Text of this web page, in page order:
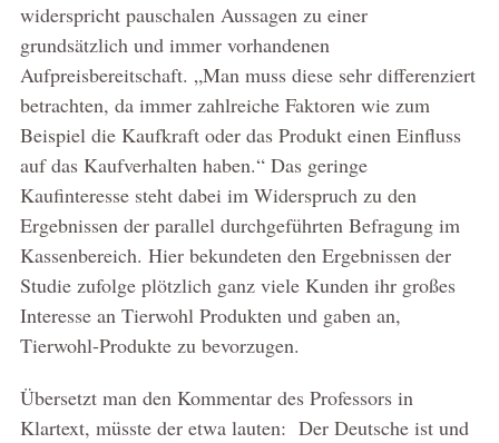
widerspricht pauschalen Aussagen zu einer
grundsätzlich und immer vorhandenen
Aufpreisbereitschaft. „Man muss diese sehr differenziert
betrachten, da immer zahlreiche Faktoren wie zum
Beispiel die Kaufkraft oder das Produkt einen Einfluss
auf das Kaufverhalten haben.“ Das geringe
Kaufinteresse steht dabei im Widerspruch zu den
Ergebnissen der parallel durchgeführten Befragung im
Kassenbereich. Hier bekundeten den Ergebnissen der
Studie zufolge plötzlich ganz viele Kunden ihr großes
Interesse an Tierwohl Produkten und gaben an,
Tierwohl-Produkte zu bevorzugen.
Übersetzt man den Kommentar des Professors in
Klartext, müsste der etwa lauten: Der Deutsche ist und